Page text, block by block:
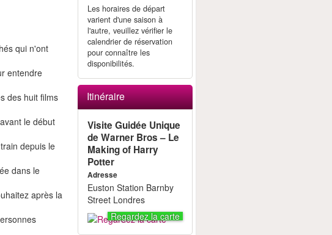
qui n'ont
entendre
des huit films
le début
depuis le
dans le
après la
Les horaires de départ
varient d'une saison à
l'autre, veuillez vérifier le
calendrier de réservation
pour connaître les
disponibilités.
Itinéraire
Visite Guidée Unique
de Warner Bros – Le
Making of Harry
Potter
Adresse
Euston Station Barnby
Street Londres
Regardez la carte